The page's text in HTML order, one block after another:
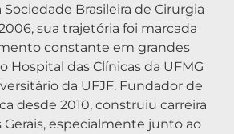
Sociedade Brasileira de Cirurgia
sua trajetória foi marcada
constante em grandes
Hospital das Clínicas da UFMG
da UFJF. Fundador de
desde 2010, construiu carreira
Gerais, especialmente junto ao